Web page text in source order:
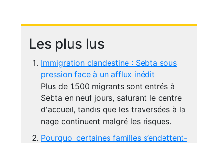
Les plus lus
Immigration clandestine : Sebta sous
pression face à un afflux inédit
Plus de 1.500 migrants sont entrés à
Sebta en neuf jours, saturant le centre
d'accueil, tandis que les traversées à la
nage continuent malgré les risques.
Pourquoi certaines familles s’endettent-